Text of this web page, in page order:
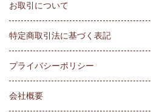
お取引について
特定商取引法に基づく表記
プライバシーポリシー
会社概要